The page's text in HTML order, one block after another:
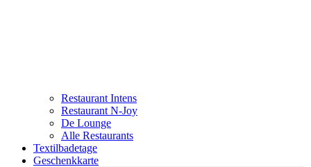
Restaurant Intens
Restaurant N-Joy
De Lounge
Alle Restaurants
Textilbadetage
Geschenkkarte